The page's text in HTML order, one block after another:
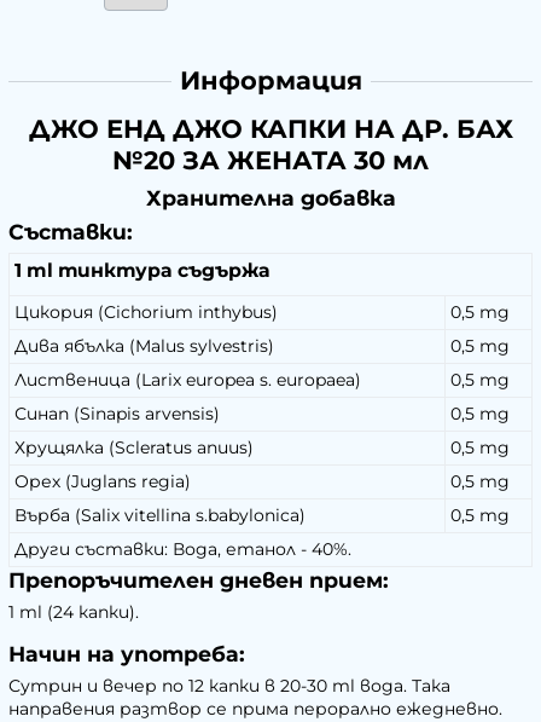
Информация
ДЖО ЕНД ДЖО КАПКИ НА ДР. БАХ
№20 ЗА ЖЕНАТА 30 мл
Хранителна добавка
Съставки:
1 ml тинктура съдържа
Цикория (Cichorium inthybus)
0,5 mg
Дива ябълка (Malus sylvestris)
0,5 mg
Лиственица (Larix europea s. europaea)
0,5 mg
Синап (Sinapis arvensis)
0,5 mg
Хрущялка (Scleratus anuus)
0,5 mg
Орех (Juglans regia)
0,5 mg
Върба (Salix vitellina s.babylonica)
0,5 mg
Други съставки: Вода, етанол - 40%.
Препоръчителен дневен прием:
1 ml (24 капки).
Начин на употреба:
Сутрин и вечер по 12 капки в 20-30 ml вода. Така
направения разтвор се прима перорално ежедневно.